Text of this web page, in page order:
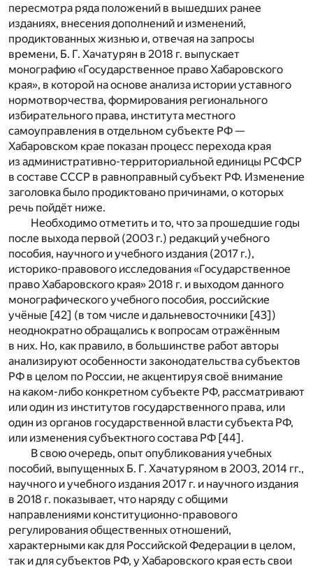
пересмотра ряда положений в вышедших ранее
изданиях, внесения дополнений и изменений,
продиктованных жизнью и, отвечая на запросы
времени, Б. Г. Хачатурян в 2018 г. выпускает
монографию «Государственное право Хабаровского
края», в которой на основе анализа истории уставного
нормотворчества, формирования регионального
избирательного права, института местного
самоуправления в отдельном субъекте РФ —
Хабаровском крае показан процесс перехода края
из административно-территориальной единицы РСФСР
в составе СССР в равноправный субъект РФ. Изменение
заголовка было продиктовано причинами, о которых
речь пойдёт ниже.
Необходимо отметить и то, что за прошедшие годы
после выхода первой (2003 г.) редакций учебного
пособия, научного и учебного издания (2017 г.),
историко-правового исследования «Государственное
право Хабаровского края» 2018 г. и выходом данного
монографического учебного пособия, российские
учёные [42] (в том числе и дальневосточники [43])
неоднократно обращались к вопросам отражённым
в них. Но, как правило, в большинстве работ авторы
анализируют особенности законодательства субъектов
РФ в целом по России, не акцентируя своё внимание
на каком-либо конкретном субъекте РФ, рассматривают
или один из институтов государственного права, или
один из органов государственной власти субъекта РФ,
или изменения субъектного состава РФ [44].
В свою очередь, опыт опубликования учебных
пособий, выпущенных Б. Г. Хачатуряном в 2003, 2014 гг.,
научного и учебного издания 2017 г. и научного издания
в 2018 г. показывает, что наряду с общими
направлениями конституционно-правового
регулирования общественных отношений,
характерными как для Российской Федерации в целом,
так и для субъектов РФ, у Хабаровского края есть свои